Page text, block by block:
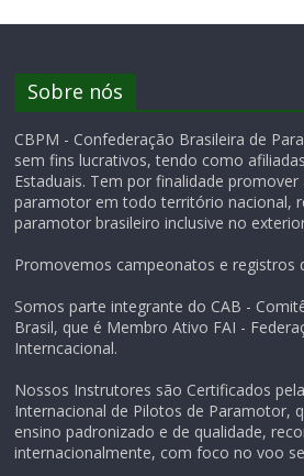
Sobre nós
CBPM - Confederação Brasileira de
sem fins lucrativos, tendo como
Estaduais. Tem por finalidade
paramotor em todo território nacional,
paramotor brasileiro inclusive no
Promovemos campeonatos e registros
Somos parte integrante do CAB -
Brasil, que é Membro Ativo FAI -
Interncacional.
Nossos Instrutores são Certificados
Internacional de Pilotos de Paramotor,
ensino padronizado e de qualidade,
internacionalmente, com foco no voo